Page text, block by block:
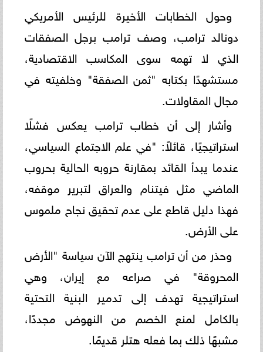
وحول الخطابات الأخيرة للرئيس الأمريكي
دونالد ترامب، وصف ترامب برجل الصفقات
الذي لا تهمه سوى المكاسب الاقتصادية،
مستشهدًا بكتابه "ثمن الصفقة" وخلفيته في
مجال المقاولات.
وأشار إلى أن خطاب ترامب يعكس فشلًا
استراتيجيًا، قائلاً: "في علم الاجتماع السياسي،
عندما يبدأ القائد بمقارنة حروبه الحالية بحروب
الماضي مثل فيتنام والعراق لتبرير موقفه،
فهذا دليل قاطع على عدم تحقيق نجاح ملموس
على الأرض.
وحذر من أن ترامب ينتهج الآن سياسة "الأرض
المحروقة" في صراعه مع إيران، وهي
استراتيجية تهدف إلى تدمير البنية التحتية
بالكامل لمنع الخصم من النهوض مجددًا،
مشبهًا ذلك بما فعله هتلر قديمًا.